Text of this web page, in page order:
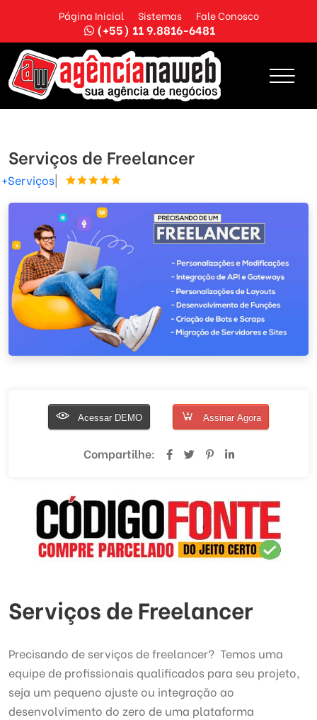
Página Inicial Sistemas Fale Conosco
(+55) 11 9.8816-6481
Serviços de Freelancer
+Serviços|
Acessar DEMO Assinar Agora
Compartilhe:
Serviços de Freelancer
Precisando de serviços de freelancer? Temos uma
equipe de profissionais qualificados para seu projeto,
seja um pequeno ajuste ou integração ao
desenvolvimento do zero de uma plataforma